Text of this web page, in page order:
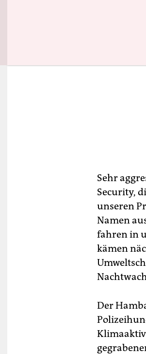
Sehr
Security,
unseren
Namen
fahren in
kämen
Der